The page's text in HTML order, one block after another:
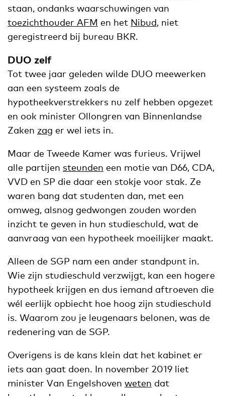
staan, ondanks waarschuwingen van
toezichthouder AFM en het Nibud, niet
geregistreerd bij bureau BKR.
DUO zelf
Tot twee jaar geleden wilde DUO meewerken
aan een systeem zoals de
hypotheekverstrekkers nu zelf hebben opgezet
en ook minister Ollongren van Binnenlandse
Zaken zag er wel iets in.
Maar de Tweede Kamer was furieus. Vrijwel
alle partijen steunden een motie van D66, CDA,
VVD en SP die daar een stokje voor stak. Ze
waren bang dat studenten dan, met een
omweg, alsnog gedwongen zouden worden
inzicht te geven in hun studieschuld, wat de
aanvraag van een hypotheek moeilijker maakt.
Alleen de SGP nam een ander standpunt in.
Wie zijn studieschuld verzwijgt, kan een hogere
hypotheek krijgen en dus iemand aftroeven die
wél eerlijk opbiecht hoe hoog zijn studieschuld
is. Waarom zou je leugenaars belonen, was de
redenering van de SGP.
Overigens is de kans klein dat het kabinet er
iets aan gaat doen. In november 2019 liet
minister Van Engelshoven weten dat